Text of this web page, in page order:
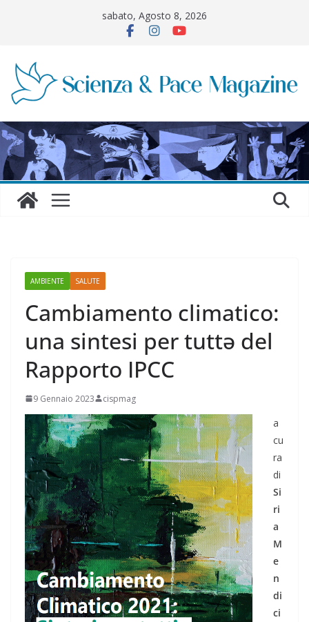
sabato, Agosto 8, 2026
AMBIENTE SALUTE
Cambiamento climatico:
una sintesi per tuttə del
Rapporto IPCC
9 Gennaio 2023 cispmag
a
cu
ra
di
Si
ri
a
M
e
n
di
ci